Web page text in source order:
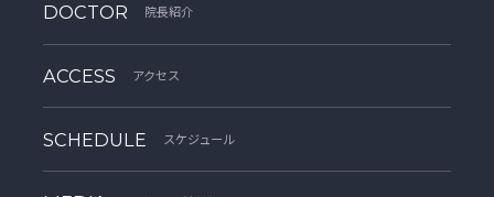
DOCTOR 院長紹介
ACCESS アクセス
SCHEDULE スケジュール